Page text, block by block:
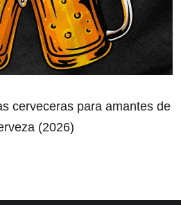
cerveceras para amantes de
(2026)